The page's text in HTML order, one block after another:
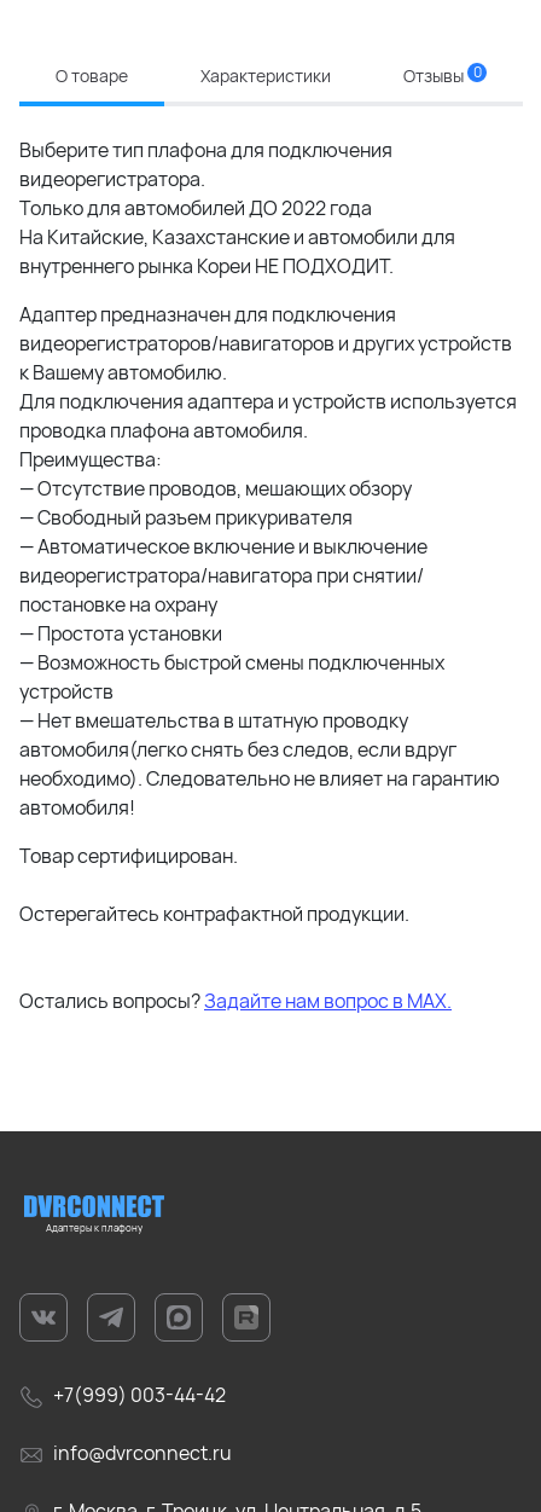
О товаре Характеристики Отзывы 0
Выберите тип плафона для подключения
видеорегистратора.
Только для автомобилей ДО 2022 года
На Китайские, Казахстанские и автомобили для
внутреннего рынка Кореи НЕ ПОДХОДИТ.
Адаптер предназначен для подключения
видеорегистраторов/навигаторов и других устройств
к Вашему автомобилю.
Для подключения адаптера и устройств используется
проводка плафона автомобиля.
Преимущества:
— Отсутствие проводов, мешающих обзору
— Свободный разъем прикуривателя
— Автоматическое включение и выключение
видеорегистратора/навигатора при снятии/
постановке на охрану
— Простота установки
— Возможность быстрой смены подключенных
устройств
— Нет вмешательства в штатную проводку
автомобиля(легко снять без следов, если вдруг
необходимо). Следовательно не влияет на гарантию
автомобиля!
Товар сертифицирован.
Остерегайтесь контрафактной продукции.
Остались вопросы?Задайте нам вопрос в МАХ.
Адаптеры к плафону
+7(999) 003-44-42
info@dvrconnect.ru